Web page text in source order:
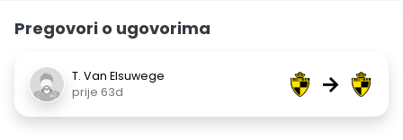
Pregovori o ugovorima
T. Van Elsuwege
prije 63d
→